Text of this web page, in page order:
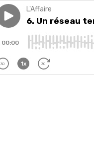
Play episode6. Un réseau
L'Affaire
6. Un réseau
00:00
30 1x 30